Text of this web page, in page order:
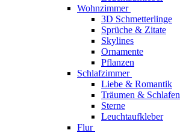
Wohnzimmer
3D Schmetterlinge
Sprüche & Zitate
Skylines
Ornamente
Pflanzen
Schlafzimmer
Liebe & Romantik
Träumen & Schlafen
Sterne
Leuchtaufkleber
Flur